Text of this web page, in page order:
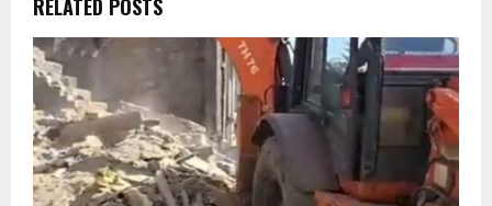
RELATED POSTS